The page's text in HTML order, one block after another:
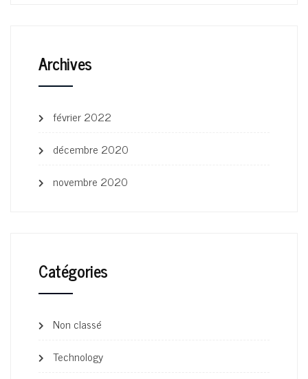
Archives
février 2022
décembre 2020
novembre 2020
Catégories
Non classé
Technology